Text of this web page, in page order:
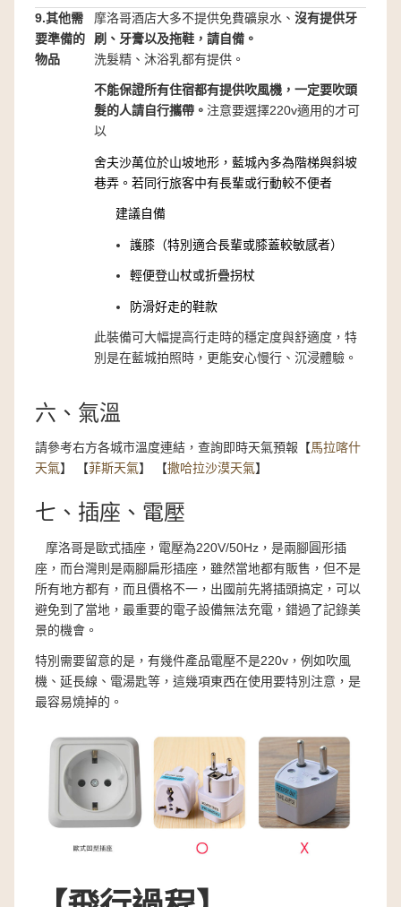
9.其他需
要準備的
物品
摩洛哥酒店大多不提供免費礦泉水、 沒有提供牙
刷、牙膏以及拖鞋，請自備。
洗髮精、沐浴乳都有提供。
不能保證所有住宿都有提供吹風機，一定要吹頭
髮的人請自行攜帶。 注意要選擇220v適用的才可
以
舍夫沙萬位於山坡地形，藍城內多為階梯與斜坡
巷弄。若同行旅客中有長輩或行動較不便者
建議自備
護膝（特別適合長輩或膝蓋較敏感者）
輕便登山杖或折疊拐杖
防滑好走的鞋款
此裝備可大幅提高行走時的穩定度與舒適度，特
別是在藍城拍照時，更能安心慢行、沉浸體驗。
六、氣溫
請參考右方各城市溫度連結，查詢即時天氣預報【馬拉喀什
天氣】 【菲斯天氣】 【撒哈拉沙漠天氣】
七、插座、電壓
摩洛哥是歐式插座，電壓為220V/50Hz，是兩腳圓形插
座，而台灣則是兩腳扁形插座，雖然當地都有販售，但不是
所有地方都有，而且價格不一，出國前先將插頭搞定，可以
避免到了當地，最重要的電子設備無法充電，錯過了記錄美
景的機會。
特別需要留意的是，有幾件產品電壓不是220v，例如吹風
機、延長線、電湯匙等，這幾項東西在使用要特別注意，是
最容易燒掉的。